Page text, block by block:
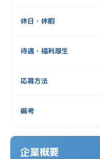
休日・休暇
待遇・福利厚生
応募方法
備考
企業概要